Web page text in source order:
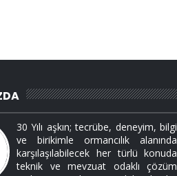
30 Yılı aşkın; tecrübe, deneyim, bilgi
ve birikimle ormancılık alanında
karşılaşılabilecek her türlü konuda
teknik ve mevzuat odaklı çözüm